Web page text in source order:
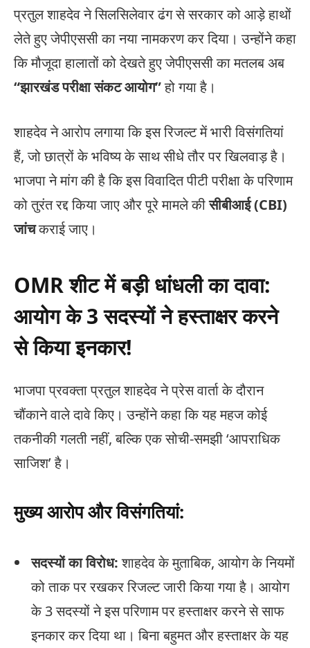
प्रतुल शाहदेव ने सिलसिलेवार ढंग से सरकार को आड़े हाथों
लेते हुए जेपीएससी का नया नामकरण कर दिया। उन्होंने कहा
कि मौजूदा हालातों को देखते हुए जेपीएससी का मतलब अब
“झारखंड परीक्षा संकट आयोग”हो गया है।
शाहदेव ने आरोप लगाया कि इस रिजल्ट में भारी विसंगतियां
हैं, जो छात्रों के भविष्य के साथ सीधे तौर पर खिलवाड़ है।
भाजपा ने मांग की है कि इस विवादित पीटी परीक्षा के परिणाम
को तुरंत रद्द किया जाए और पूरे मामले कीसीबीआई (CBI)
जांचकराई जाए।
OMR शीट में बड़ी धांधली का दावा:
आयोग के 3 सदस्यों ने हस्ताक्षर करने
से किया इनकार!
भाजपा प्रवक्ता प्रतुल शाहदेव ने प्रेस वार्ता के दौरान
चौंकाने वाले दावे किए। उन्होंने कहा कि यह महज कोई
तकनीकी गलती नहीं, बल्कि एक सोची-समझी ‘आपराधिक
साजिश’ है।
मुख्य आरोप और विसंगतियां:
सदस्यों का विरोध:शाहदेव के मुताबिक, आयोग के नियमों
को ताक पर रखकर रिजल्ट जारी किया गया है। आयोग
के 3 सदस्यों ने इस परिणाम पर हस्ताक्षर करने से साफ
इनकार कर दिया था। बिना बहुमत और हस्ताक्षर के यह